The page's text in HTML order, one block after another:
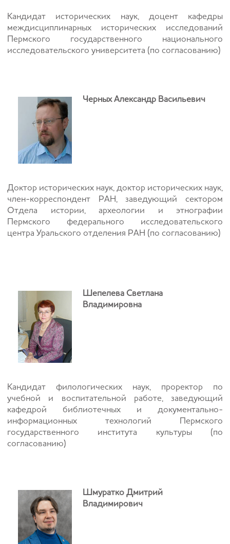
Кандидат исторических наук, доцент кафедры
междисциплинарных исторических исследований
Пермского государственного национального
исследовательского университета (по согласованию)
Черных Александр Васильевич
Доктор исторических наук, доктор исторических наук,
член-корреспондент РАН, заведующий сектором
Отдела истории, археологии и этнографии
Пермского федерального исследовательского
центра Уральского отделения РАН (по согласованию)
Шепелева Светлана
Владимировна
Кандидат филологических наук, проректор по
учебной и воспитательной работе, заведующий
кафедрой библиотечных и документально-
информационных технологий Пермского
государственного института культуры (по
согласованию)
Шмуратко Дмитрий
Владимирович